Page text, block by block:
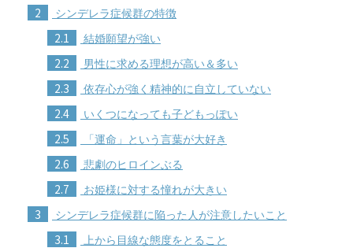
2 シンデレラ症候群の特徴
2.1 結婚願望が強い
2.2 男性に求める理想が高い＆多い
2.3 依存心が強く精神的に自立していない
2.4 いくつになっても子どもっぽい
2.5 「運命」という言葉が大好き
2.6 悲劇のヒロインぶる
2.7 お姫様に対する憧れが大きい
3 シンデレラ症候群に陥った人が注意したいこと
3.1 上から目線な態度をとること